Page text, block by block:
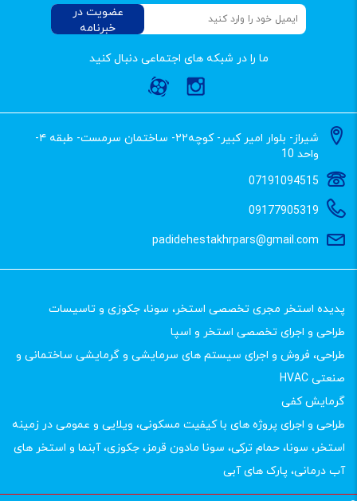
عضویت در
خبرنامه
ما را در شبکه های اجتماعی دنبال کنید
شیراز- بلوار امیر کبیر- کوچه۲۲- ساختمان سرمست- طبقه ۴-
واحد 10
07191094515
09177905319
padidehestakhrpars@gmail.com
پدیده استخر مجری تخصصی استخر، سونا، جکوزی و تاسیسات
طراحی و اجرای تخصصی استخر و اسپا
طراحی، فروش و اجرای سیستم های سرمایشی و گرمایشی ساختمانی و
صنعتی HVAC
گرمایش کفی
طراحی و اجرای پروژه های با کیفیت مسکونی، ویلایی و عمومی در زمینه
استخر، سونا، حمام ترکی، سونا مادون قرمز، جکوزی، آبنما و استخر های
آب درمانی، پارک های آبی